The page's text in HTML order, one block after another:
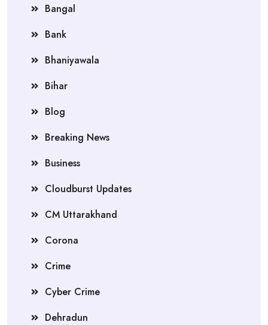
Bangal
Bank
Bhaniyawala
Bihar
Blog
Breaking News
Business
Cloudburst Updates
CM Uttarakhand
Corona
Crime
Cyber Crime
Dehradun